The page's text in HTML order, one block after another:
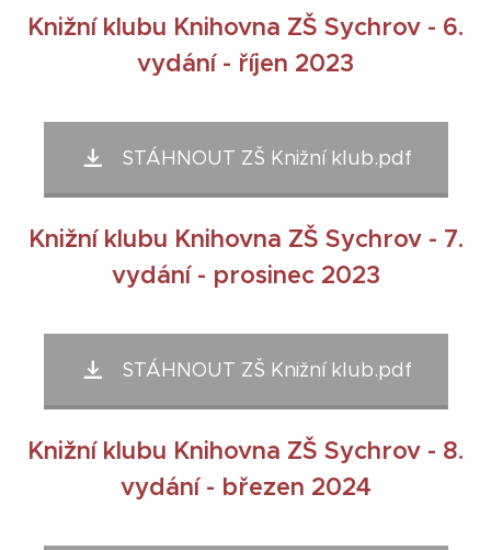
Knižní klubu Knihovna ZŠ Sychrov - 6.
vydání - říjen 2023
STÁHNOUT ZŠ Knižní klub.pdf
Knižní klubu Knihovna ZŠ Sychrov - 7.
vydání - prosinec 2023
STÁHNOUT ZŠ Knižní klub.pdf
Knižní klubu Knihovna ZŠ Sychrov - 8.
vydání - březen 2024